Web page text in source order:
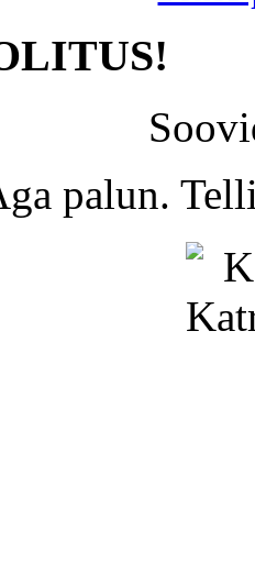
palun.